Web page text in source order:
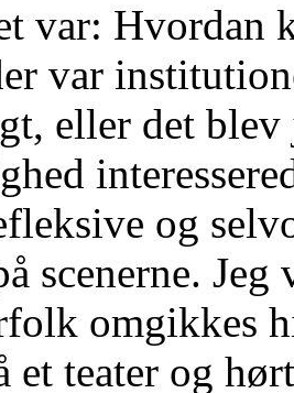
var: Hvordan
var
eller det blev
og
scenerne.
omgikkes
et teater og